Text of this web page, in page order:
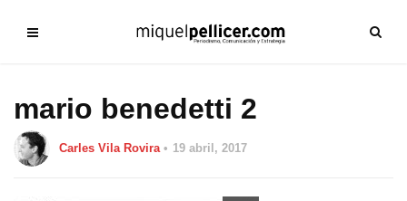
mario benedetti 2
Carles Vila Rovira 19 abril, 2017